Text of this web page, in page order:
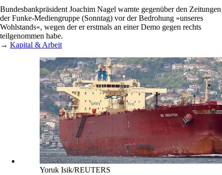
Bundesbankpräsident Joachim Nagel warnte gegenüber den Zeitungen
der Funke-Mediengruppe (Sonntag) vor der Bedrohung »unseres
Wohlstands«, wegen der er erstmals an einer Demo gegen rechts
teilgenommen habe.
→ Kapital & Arbeit
Yoruk Isik/REUTERS